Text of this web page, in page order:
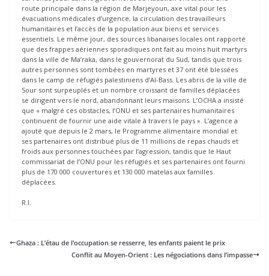
route principale dans la région de Marjeyoun, axe vital pour les
évacuations médicales d’urgence, la circulation des travailleurs
humanitaires et l’accès de la population aux biens et services
essentiels. Le même jour, des sources libanaises locales ont rapporté
que des frappes aériennes sporadiques ont fait au moins huit martyrs
dans la ville de Ma’raka, dans le gouvernorat du Sud, tandis que trois
autres personnes sont tombées en martyres et 37 ont été blessées
dans le camp de réfugiés palestiniens d’Al-Bass. Les abris de la ville de
Sour sont surpeuplés et un nombre croissant de familles déplacées
se dirigent vers le nord, abandonnant leurs maisons. L’OCHA a insisté
que « malgré ces obstacles, l’ONU et ses partenaires humanitaires
continuent de fournir une aide vitale à travers le pays ». L’agence a
ajouté que depuis le 2 mars, le Programme alimentaire mondial et
ses partenaires ont distribué plus de 11 millions de repas chauds et
froids aux personnes touchées par l’agression, tandis que le Haut
commissariat de l’ONU pour les réfugiés et ses partenaires ont fourni
plus de 170 000 couvertures et 130 000 matelas aux familles
déplacées.
R.I.
Ghaza : L’étau de l’occupation se resserre, les enfants paient le prix
Conflit au Moyen-Orient : Les négociations dans l’impasse